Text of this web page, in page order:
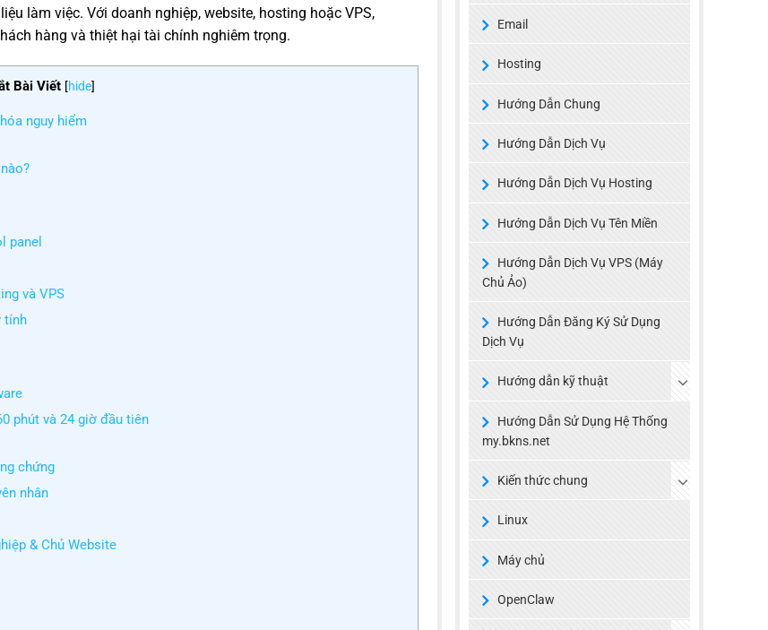
làm việc. Với doanh nghiệp, website, hosting hoặc VPS,
hàng và thiệt hại tài chính nghiêm trọng.
Bài Viết [hide]
nguy hiểm
panel
và VPS
tính
phút và 24 giờ đầu tiên
chứng
nhân
& Chủ Website
Email
Hosting
Hướng Dẫn Chung
Hướng Dẫn Dịch Vụ
Hướng Dẫn Dịch Vụ Hosting
Hướng Dẫn Dịch Vụ Tên Miền
Hướng Dẫn Dịch Vụ VPS (Máy
Chủ Ảo)
Hướng Dẫn Đăng Ký Sử Dụng
Dịch Vụ
Hướng dẫn kỹ thuật
Hướng Dẫn Sử Dụng Hệ Thống
my.bkns.net
Kiến thức chung
Linux
Máy chủ
OpenClaw